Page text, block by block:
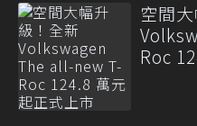
空間
Roc